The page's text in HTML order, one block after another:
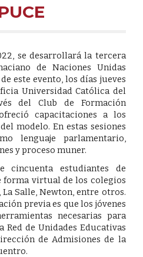
se desarrollará la tercera
de Naciones Unidas
este evento, los días jueves
Universidad Católica del
del Club de Formación
capacitaciones a los
modelo. En estas sesiones
lenguaje parlamentario,
y proceso muner.
cincuenta estudiantes de
forma virtual de los colegios
La Salle, Newton, entre otros.
previa es que los jóvenes
necesarias para
de Unidades Educativas
de Admisiones de la